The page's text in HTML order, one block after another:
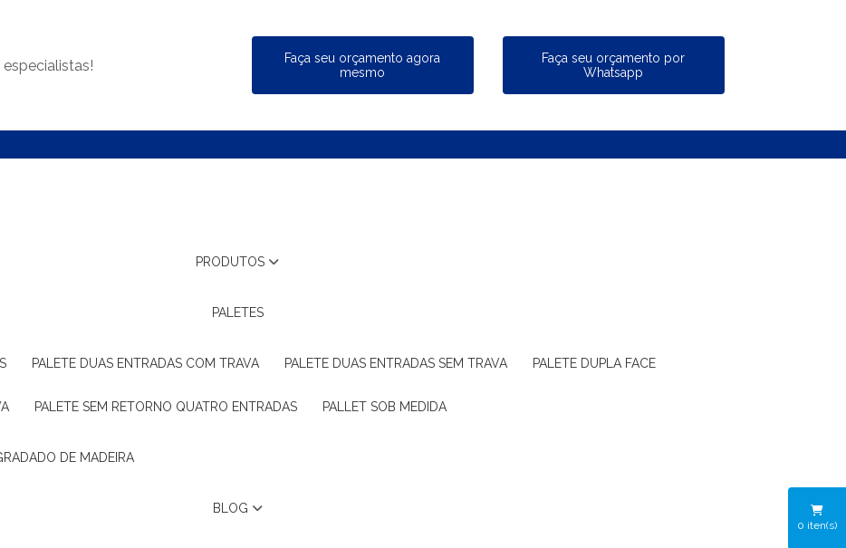
Faça seu orçamento agora
mesmo
Faça seu orçamento por
Whatsapp
PRODUTOS
PALETES
PALETE DUAS ENTRADAS COM TRAVA PALETE DUAS ENTRADAS SEM TRAVA PALETE DUPLA FACE
PALETE SEM RETORNO QUATRO ENTRADAS PALLET SOB MEDIDA
DE MADEIRA
BLOG
0 iten(s)